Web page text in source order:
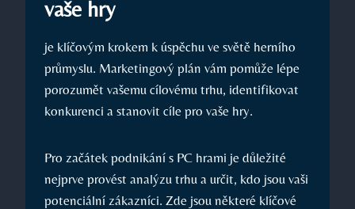
vaše hry
je klíčovým krokem k úspěchu ve světě herního
průmyslu. Marketingový plán vám pomůže lépe
porozumět vašemu cílovému trhu, identifikovat
konkurenci a stanovit cíle pro vaše hry.
Pro začátek podnikání s PC hrami je důležité
nejprve provést analýzu trhu a určit, kdo jsou vaši
potenciální zákazníci. Zde jsou některé klíčové